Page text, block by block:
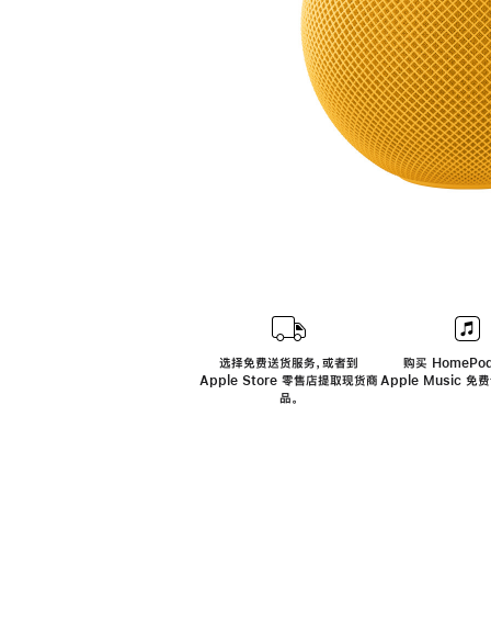
选择免费送货服务，或者到
Apple Store 零售店提取现货商
品。
购买
Apple Music 免费